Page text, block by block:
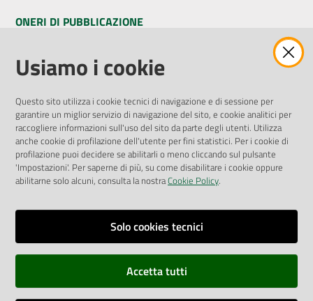
ONERI DI PUBBLICAZIONE
Amministrazione Trasparente
Pubblicità legale
Privacy Policy
Attuazione Misure PNRR
Liste di Attesa
ENTI, IMPRESE E PARTNER
Fatturazione Elettronica
Richiesta Patrocinio
Usiamo i cookie
Questo sito utilizza i cookie tecnici di navigazione e di sessione per
garantire un miglior servizio di navigazione del sito, e cookie analitici per
raccogliere informazioni sull'uso del sito da parte degli utenti. Utilizza
anche cookie di profilazione dell'utente per fini statistici. Per i cookie di
profilazione puoi decidere se abilitarli o meno cliccando sul pulsante
'Impostazioni'. Per saperne di più, su come disabilitare i cookie oppure
abilitarne solo alcuni, consulta la nostraCookie Policy.
Solo cookies tecnici
Accetta tutti